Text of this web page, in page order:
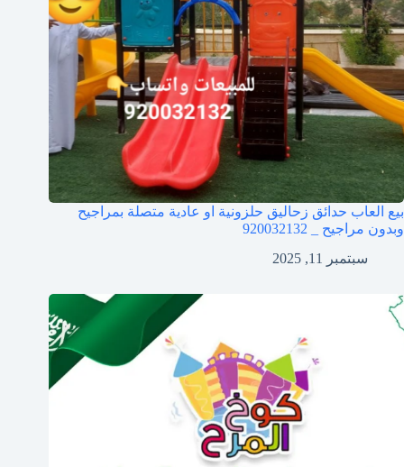
بيع العاب حدائق زحاليق حلزونية او عادية متصلة بمراجيح
وبدون مراجيح _ 920032132
سبتمبر 11, 2025